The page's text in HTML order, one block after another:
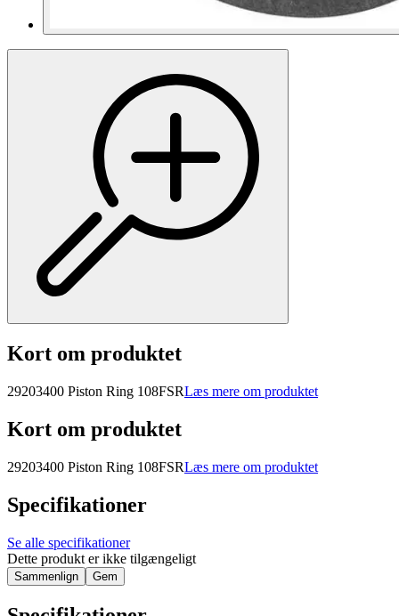
Kort om produktet
29203400 Piston Ring 108FSRLæs mere om produktet
Kort om produktet
29203400 Piston Ring 108FSRLæs mere om produktet
Specifikationer
Se alle specifikationer
Dette produkt er ikke tilgængeligt
Sammenlign Gem